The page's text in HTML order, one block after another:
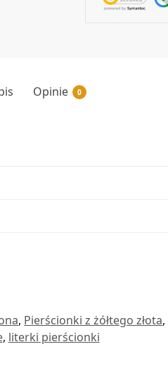
Opinie 0
, Pierścionki z żółtego złota,
, literki pierścionki